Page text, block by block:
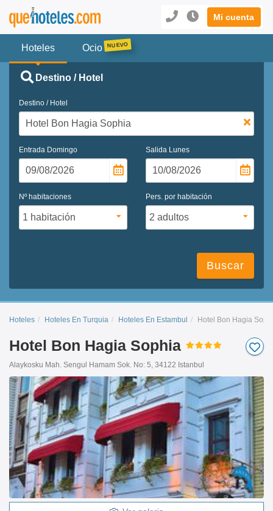
Mi cuenta
Hoteles Ocio
Destino / Hotel
Destino / Hotel
Entrada Domingo Salida Lunes
Nº habitaciones Pers. por habitación
Buscar
Hoteles Hoteles En Turquia Hoteles En Estambul Hotel Bon Hagia
Hotel Bon Hagia Sophia
Alaykosku Mah. Sengul Hamam Sok. No: 5, 34122 Istanbul